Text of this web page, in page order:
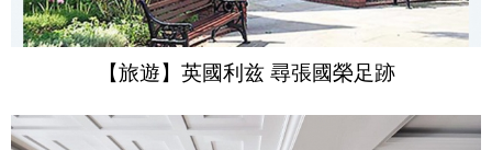
【旅遊】英國利兹 尋張國榮足跡